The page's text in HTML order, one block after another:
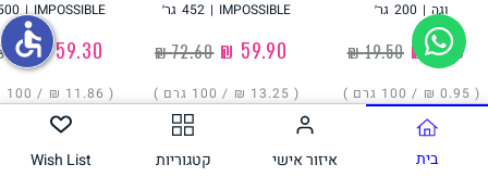
200 גר׳ | וגה
‏19.50 ₪ ‏1.90 ₪
( ‏0.95 ₪ / 100 גרם )
452 גר׳ | IMPOSSIBLE
‏72.60 ₪
( ‏13.25 ₪ / 100 גרם )
| IMPOSSIBLE
‏68.00 ₪
( ‏11.86 ₪ / 100 גרם
הוסיפו בית איזור אישי קטגוריות Wish List
accessible